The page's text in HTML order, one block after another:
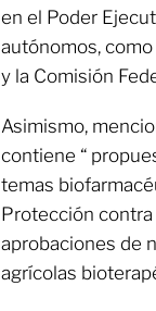
en el Poder
autónomos,
y la Comisión
Asimismo,
contiene “
temas
Protección
aprobaciones de
agrícolas